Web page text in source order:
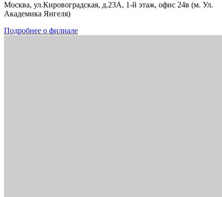
Москва, ул.Кировоградская, д.23А, 1-й этаж, офис 24в (м. Ул.
Академика Янгеля)
Подробнее о филиале